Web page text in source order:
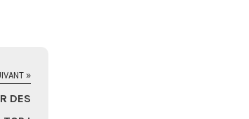
»
DES